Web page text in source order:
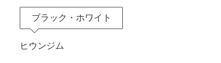
ブラック・ホワイト
ヒウンジム